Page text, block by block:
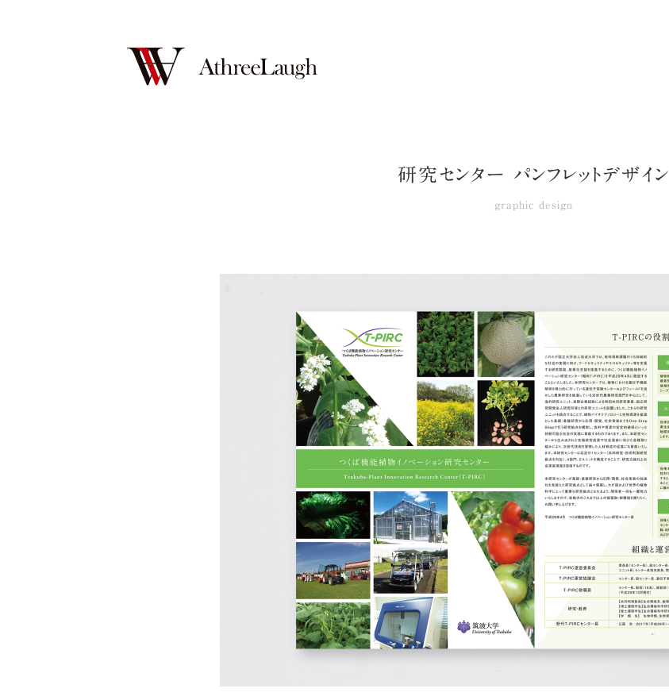
研究センター パンフレットデザイン
graphic design